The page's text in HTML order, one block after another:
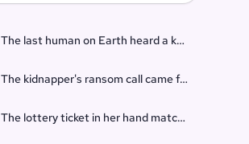
The last human on Earth heard a knock at the
The kidnapper's ransom call came from inside
The lottery ticket in her hand matched every